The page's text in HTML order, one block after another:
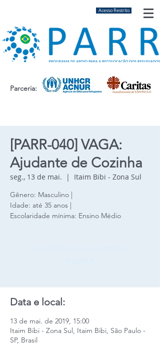
Acesso Restrito
Parceria:
[PARR-040] VAGA:
Ajudante de Cozinha
seg., 13 de mai.
  |
Itaim Bibi - Zona Sul
Gênero: Masculino |
Idade: até 35 anos |
Escolaridade mínima: Ensino Médio
Data e local:
13 de mai. de 2019, 15:00
Itaim Bibi - Zona Sul, Itaim Bibi, São Paulo -
SP, Brasil